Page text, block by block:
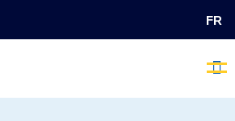
FR
KATIA FRIEDMAN : UN